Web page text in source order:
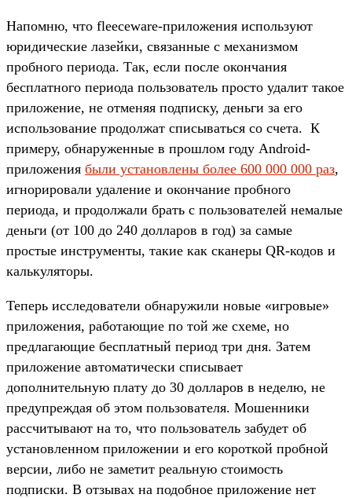
Напомню, что fleeceware-приложения используют
юридические лазейки, связанные с механизмом
пробного периода. Так, если после окончания
бесплатного периода пользователь просто удалит такое
приложение, не отменяя подписку, деньги за его
использование продолжат списываться со счета. К
примеру, обнаруженные в прошлом году Android-
приложения были установлены более 600 000 000 раз,
игнорировали удаление и окончание пробного
периода, и продолжали брать с пользователей немалые
деньги (от 100 до 240 долларов в год) за самые
простые инструменты, такие как сканеры QR-кодов и
калькуляторы.
Теперь исследователи обнаружили новые «игровые»
приложения, работающие по той же схеме, но
предлагающие бесплатный период три дня. Затем
приложение автоматически списывает
дополнительную плату до 30 долларов в неделю, не
предупреждая об этом пользователя. Мошенники
рассчитывают на то, что пользователь забудет об
установленном приложении и его короткой пробной
версии, либо не заметит реальную стоимость
подписки. В отзывах на подобное приложение нет